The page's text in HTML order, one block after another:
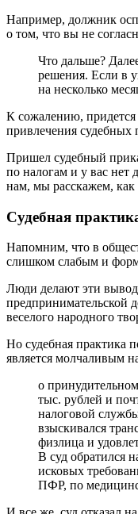
Например, должник
о том, что вы не
Что дальше?
решения. Если в
на несколько
К сожалению, придется
привлечения судебных
Пришел судебный
по налогам и у вас нет
нам, мы расскажем, как
Судебная
Напомним, что в
слишком слабым и
Люди делают эти
предпринимательской
веселого народного
Но судебная практика
является молчаливым
о
тыс. рублей и
налоговой
взыскивался
физлица и
В суд обратился
исковых
ПФР, по